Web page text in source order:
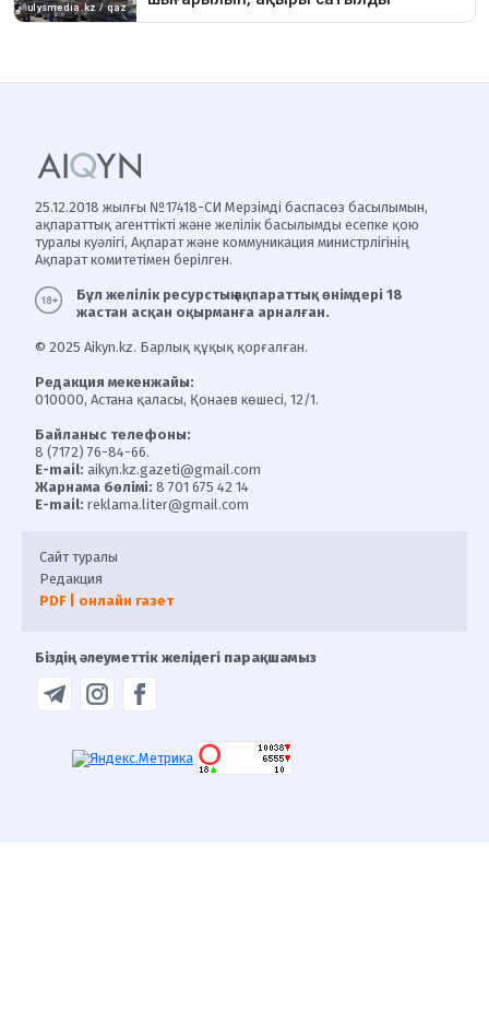
25.12.2018 жылғы №17418-СИ Мерзімді баспасөз басылымын,
ақпараттық агенттікті және желілік басылымды есепке қою
туралы куәлігі, Ақпарат және коммуникация министрлігінің
Ақпарат комитетімен берілген.
Бұл желілік ресурстың ақпараттық өнімдері 18
жастан асқан оқырманға арналған.
© 2025 Aikyn.kz. Барлық құқық қорғалған.
Редакция мекенжайы:
010000, Астана қаласы, Қонаев көшесі, 12/1.
Байланыс телефоны:
8 (7172) 76-84-66.
E-mail: aikyn.kz.gazeti@gmail.com
Жарнама бөлімі: 8 701 675 42 14
E-mail: reklama.liter@gmail.com
Сайт туралы
Редакция
PDF | онлайн газет
Біздің әлеуметтік желідегі парақшамыз